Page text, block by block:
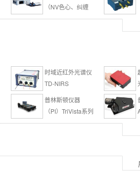
（NV色心、纠缠
光子源）-quEDU
机
时域近红外光谱仪
TD-NIRS
普林斯顿仪器
（PI）TriVista系列
光谱仪
MPBC 拉曼光纤放